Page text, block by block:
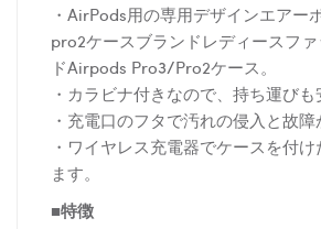
・AirPods用の専用デザインエアー
pro2ケースブランドレディースフ
ドAirpods Pro3/Pro2ケース。
・カラビナ付きなので、持ち運びも
・充電口のフタで汚れの侵入と故障
・ワイヤレス充電器でケースを付
ます。
■特徴